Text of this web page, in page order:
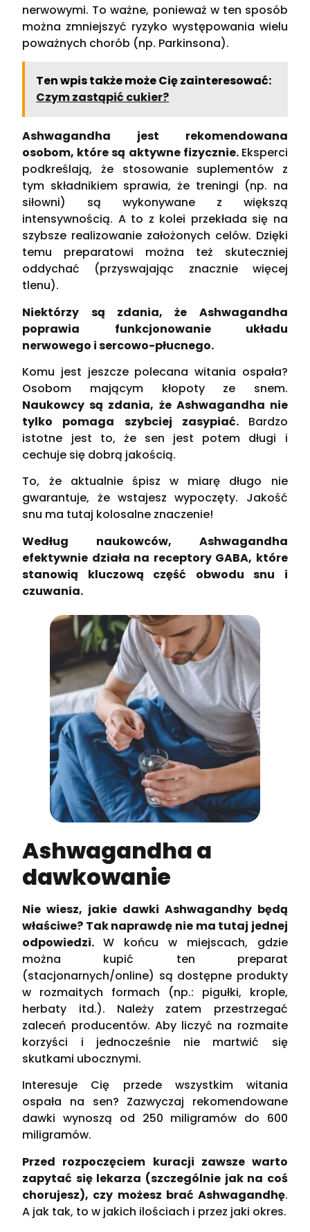
nerwowymi. To ważne, ponieważ w ten sposób
można zmniejszyć ryzyko występowania wielu
poważnych chorób (np. Parkinsona).
Ten wpis także może Cię zainteresować:
Czym zastąpić cukier?
Ashwagandha jest rekomendowana
osobom, które są aktywne fizycznie. Eksperci
podkreślają, że stosowanie suplementów z
tym składnikiem sprawia, że treningi (np. na
siłowni) są wykonywane z większą
intensywnością. A to z kolei przekłada się na
szybsze realizowanie założonych celów. Dzięki
temu preparatowi można też skuteczniej
oddychać (przyswajając znacznie więcej
tlenu).
Niektórzy są zdania, że Ashwagandha
poprawia funkcjonowanie układu
nerwowego i sercowo-płucnego.
Komu jest jeszcze polecana witania ospała?
Osobom mającym kłopoty ze snem.
Naukowcy są zdania, że Ashwagandha nie
tylko pomaga szybciej zasypiać. Bardzo
istotne jest to, że sen jest potem długi i
cechuje się dobrą jakością.
To, że aktualnie śpisz w miarę długo nie
gwarantuje, że wstajesz wypoczęty. Jakość
snu ma tutaj kolosalne znaczenie!
Według naukowców, Ashwagandha
efektywnie działa na receptory GABA, które
stanowią kluczową część obwodu snu i
czuwania.
Ashwagandha a
dawkowanie
Nie wiesz, jakie dawki Ashwagandhy będą
właściwe? Tak naprawdę nie ma tutaj jednej
odpowiedzi.W końcu w miejscach, gdzie
można kupić ten preparat
(stacjonarnych/online) są dostępne produkty
w rozmaitych formach (np.: pigułki, krople,
herbaty itd.). Należy zatem przestrzegać
zaleceń producentów. Aby liczyć na rozmaite
korzyści i jednocześnie nie martwić się
skutkami ubocznymi.
Interesuje Cię przede wszystkim witania
ospała na sen? Zazwyczaj rekomendowane
dawki wynoszą od 250 miligramów do 600
miligramów.
Przed rozpoczęciem kuracji zawsze warto
zapytać się lekarza (szczególnie jak na coś
chorujesz), czy możesz brać Ashwagandhę.
A jak tak, to w jakich ilościach i przez jaki okres.